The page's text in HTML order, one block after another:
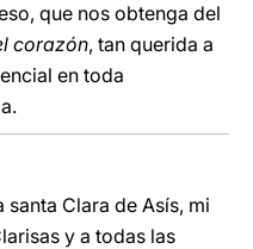
que nos obtenga del
corazón, tan querida a
en toda
santa Clara de Asís, mi
y a todas las